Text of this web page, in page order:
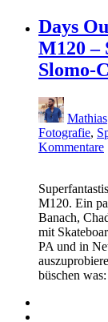
Days
M120 –
Slomo-
Mathias
Fotografie,
Kommentare
M120. Ein
Banach,
mit
PA und in
büschen